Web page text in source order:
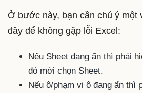
Ở bước này, bạn cần chú ý một
đây để không gặp lỗi Excel:
Nếu Sheet đang ẩn thì phải
đó mới chọn Sheet.
Nếu ô/phạm vi ô đang ẩn thì